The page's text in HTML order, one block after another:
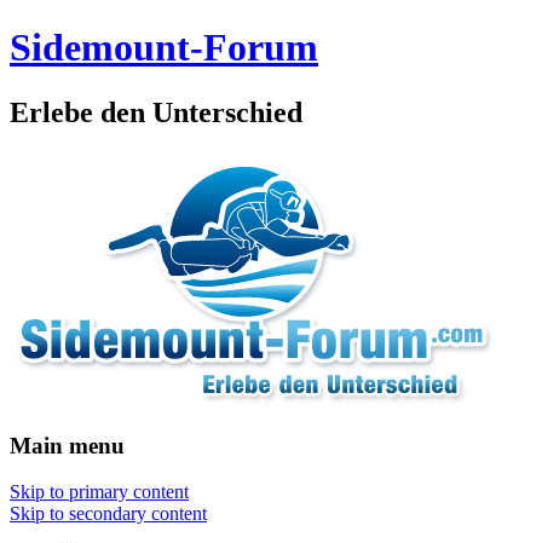
Sidemount-Forum
Erlebe den Unterschied
Main menu
Skip to primary content
Skip to secondary content